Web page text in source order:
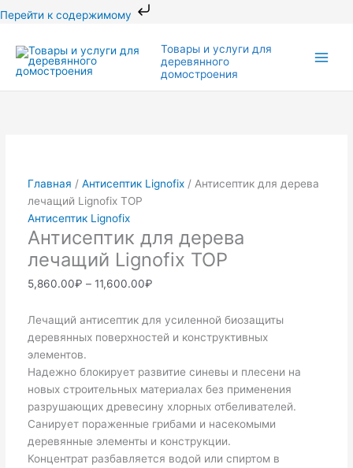
Перейти к содержимому
Товары и услуги для
деревянного
домостроения
Главная / Антисептик Lignofix/ Антисептик для дерева
лечащий Lignofix TOP
Антисептик Lignofix
Антисептик для дерева
лечащий Lignofix TOP
5,860.00₽ – 11,600.00₽
цен:
5,860.00₽
Лечащий антисептик для усиленной биозащиты
деревянных поверхностей и конструктивных
элементов.
Надежно блокирует развитие синевы и плесени на
новых строительных материалах без применения
разрушающих древесину хлорных отбеливателей.
Санирует пораженные грибами и насекомыми
деревянные элементы и конструкции.
Концентрат разбавляется водой или спиртом в
товара
Антисептик
цен:
2,900.00₽
–
товар
имеет
несколько
странице
товара.